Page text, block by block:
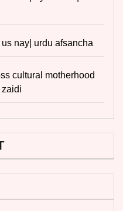
nay| urdu afsancha
cultural motherhood
zaidi